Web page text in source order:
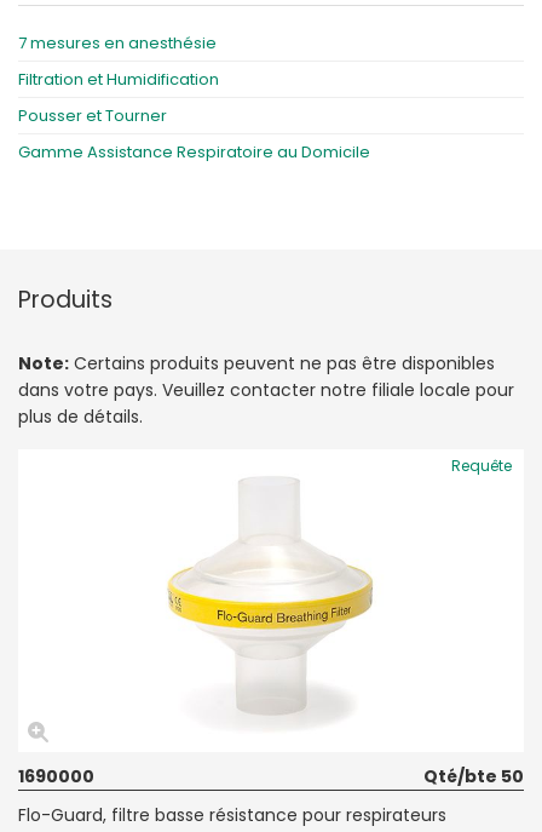
7 mesures en anesthésie
Filtration et Humidification
Pousser et Tourner
Gamme Assistance Respiratoire au Domicile
Produits
Note: Certains produits peuvent ne pas être disponibles
dans votre pays. Veuillez contacter notre filiale locale pour
plus de détails.
Requête
1690000
Qté/bte 50
Flo-Guard, filtre basse résistance pour respirateurs